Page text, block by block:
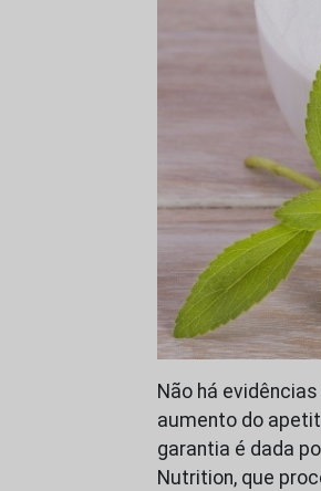
Não há
aumento do
garantia é dada
Nutrition, que